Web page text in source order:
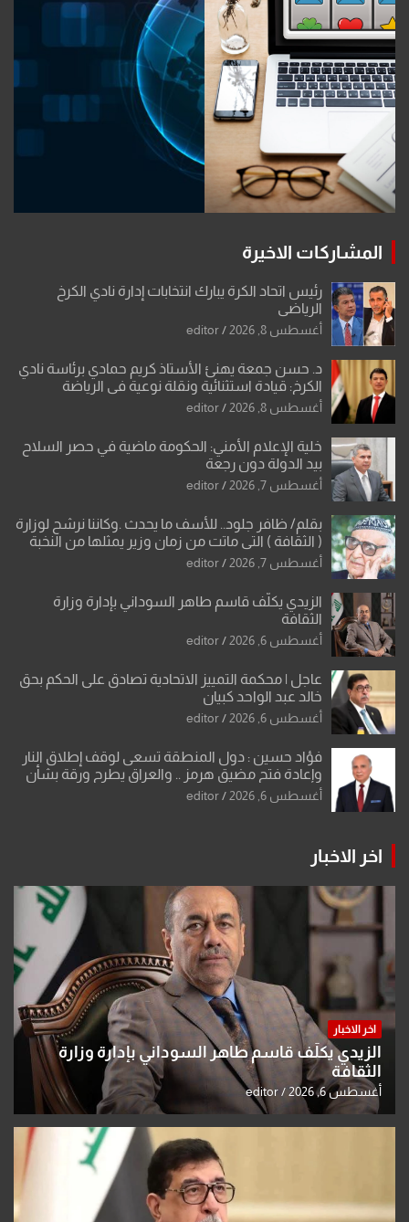
المشاركات الاخيرة
رئيس اتحاد الكرة يبارك انتخابات إدارة نادي الكرخ
الرياضي
أغسطس 8, 2026 editor
د. حسن جمعة يهنئ الأستاذ كريم حمادي برئاسة نادي
الكرخ: قيادة استثنائية ونقلة نوعية في الرياضة
العراقية
أغسطس 8, 2026 editor
خلية الإعلام الأمني: الحكومة ماضية في حصر السلاح
بيد الدولة دون رجعة
أغسطس 7, 2026 editor
بقلم/ ظافر جلود.. للأسف ما يحدث .وكاننا نرشح لوزارة
( الثقافة ) التي ماتت من زمان وزير يمثلها من النخبة
والإرث العظيم للثقافة العراقية..
أغسطس 7, 2026 editor
الزيدي يكلّف قاسم طاهر السوداني بإدارة وزارة
الثقافة
أغسطس 6, 2026 editor
عاجل | محكمة التمييز الاتحادية تصادق على الحكم بحق
خالد عبد الواحد كبيان
أغسطس 6, 2026 editor
فؤاد حسين : دول المنطقة تسعى لوقف إطلاق النار
وإعادة فتح مضيق هرمز .. والعراق يطرح ورقة بشأن
تحولات القدس
أغسطس 6, 2026 editor
اخر الاخبار
اخر الاخبار
الزيدي يكلّف قاسم طاهر السوداني بإدارة وزارة
الثقافة
أغسطس 6, 2026 editor